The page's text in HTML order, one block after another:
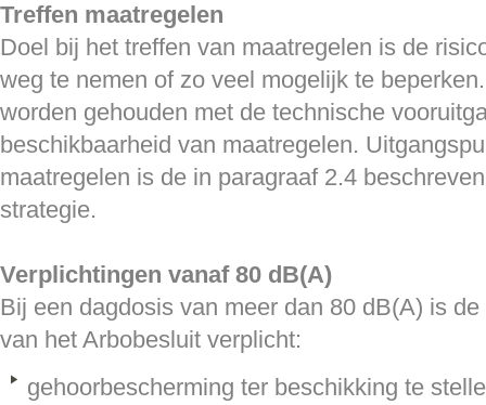
Treffen maatregelen
Doel bij het treffen van maatregelen is de
weg te nemen of zo veel mogelijk te
worden gehouden met de technische
beschikbaarheid van maatregelen.
maatregelen is de in paragraaf 2.4
strategie.
Verplichtingen vanaf 80 dB(A)
Bij een dagdosis van meer dan 80 dB(A) is
van het Arbobesluit verplicht:
gehoorbescherming ter beschikking te